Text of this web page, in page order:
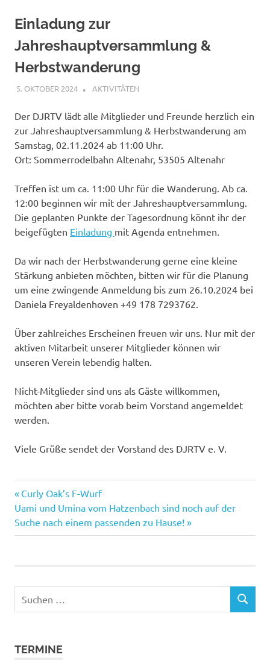
Einladung zur
Jahreshauptversammlung &
Herbstwanderung
5. OKTOBER 2024 AKTIVITÄTEN
Der DJRTV lädt alle Mitglieder und Freunde herzlich ein
zur Jahreshauptversammlung & Herbstwanderung am
Samstag, 02.11.2024 ab 11:00 Uhr.
Ort: Sommerrodelbahn Altenahr, 53505 Altenahr
Treffen ist um ca. 11:00 Uhr für die Wanderung. Ab ca.
12:00 beginnen wir mit der Jahreshauptversammlung.
Die geplanten Punkte der Tagesordnung könnt ihr der
beigefügten Einladung mit Agenda entnehmen.
Da wir nach der Herbstwanderung gerne eine kleine
Stärkung anbieten möchten, bitten wir für die Planung
um eine zwingende Anmeldung bis zum 26.10.2024 bei
Daniela Freyaldenhoven +49 178 7293762.
Über zahlreiches Erscheinen freuen wir uns. Nur mit der
aktiven Mitarbeit unserer Mitglieder können wir
unseren Verein lebendig halten.
Nicht-Mitglieder sind uns als Gäste willkommen,
möchten aber bitte vorab beim Vorstand angemeldet
werden.
Viele Grüße sendet der Vorstand des DJRTV e. V.
Beitragsnavigation
Vorheriger
Beitrag:
Curly Oak’s F-Wurf
Nächster
Beitrag:
Uami und Umina vom Hatzenbach sind noch auf der
Suche nach einem passenden zu Hause!
nach:
SUCHEN
TERMINE